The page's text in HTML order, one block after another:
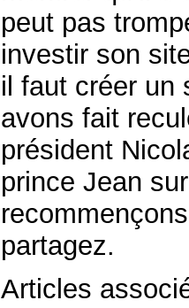
peut pas
investir son
il faut créer un
avons fait
président
prince Jean
partagez.
Articles